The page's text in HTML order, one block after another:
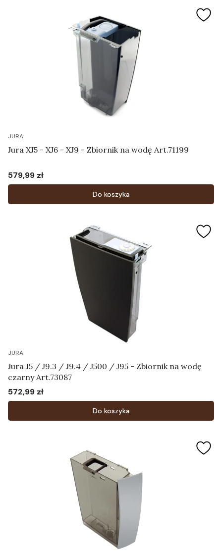
JURA
Jura XJ5 - XJ6 - XJ9 - Zbiornik na wodę Art.71199
Cena
579,99 zł
Do koszyka
JURA
Jura J5 / J9.3 / J9.4 / J500 / J95 - Zbiornik na wodę
czarny Art.73087
Cena
572,99 zł
Do koszyka